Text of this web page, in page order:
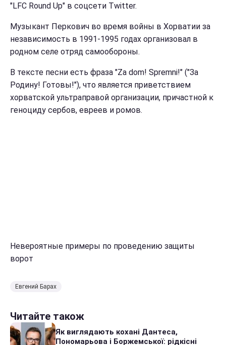
"LFC Round Up‏" в соцсети Twitter.
Музыкант Перкович во время войны в Хорватии за
независимость в 1991-1995 годах организовал в
родном селе отряд самообороны.
В тексте песни есть фраза "Za dom! Spremni!" ("За
Родину! Готовы!"), что является приветствием
хорватской ультраправой организации, причастной к
геноциду сербов, евреев и ромов.
Невероятные примеры по проведению защиты
ворот
Евгений Барах
Читайте також
Як виглядають кохані Дантеса,
Пономарьова і Боржемської: рідкісні